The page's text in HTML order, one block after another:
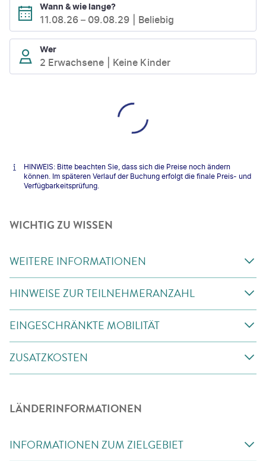
Wann & wie lange?
11.08.26 – 09.08.29 Beliebig
Wer
2 Erwachsene Keine Kinder
HINWEIS: Bitte beachten Sie, dass sich die Preise noch ändern
können. Im späteren Verlauf der Buchung erfolgt die finale Preis- und
Verfügbarkeitsprüfung.
WICHTIG ZU WISSEN
WEITERE INFORMATIONEN
HINWEISE ZUR TEILNEHMERANZAHL
EINGESCHRÄNKTE MOBILITÄT
ZUSATZKOSTEN
LÄNDERINFORMATIONEN
INFORMATIONEN ZUM ZIELGEBIET